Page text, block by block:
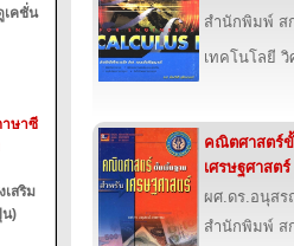
เคชั่น
าษาซี
สริม
น)
สำนักพิมพ์ ส
เทคโนโลยี
คณิตศาสตร์
เศรษฐศาสตร์
ผศ.ดร.อนุส
สำนักพิมพ์ ส